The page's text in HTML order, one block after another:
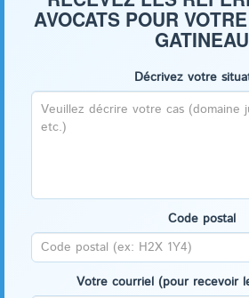
AVOCATS POUR
GATINEAU
Décrivez votre
Code postal
Votre courriel (pour recevoir